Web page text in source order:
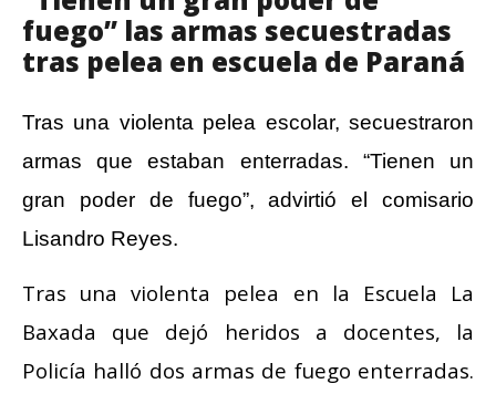
fuego” las armas secuestradas
tras pelea en escuela de Paraná
Tras una violenta pelea escolar, secuestraron
armas que estaban enterradas. “Tienen un
gran poder de fuego”, advirtió el comisario
Lisandro Reyes.
Tras una violenta pelea en la Escuela La
Baxada que dejó heridos a docentes, la
Policía halló dos armas de fuego enterradas.